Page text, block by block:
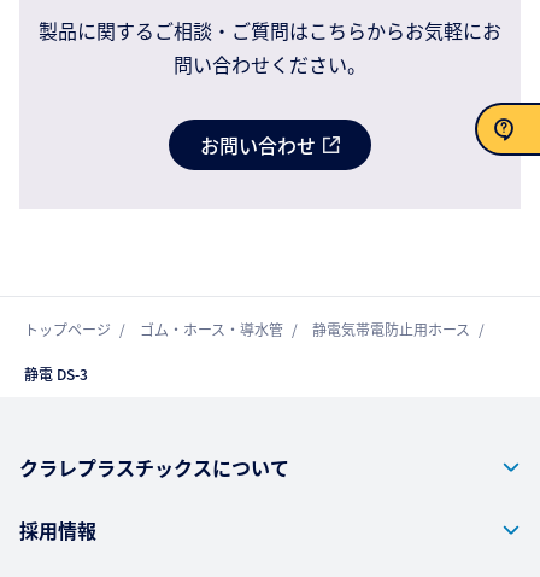
製品に関するご相談・ご質問はこちらからお気軽にお
問い合わせください。
お問い合わせ
トップページ ゴム・ホース・導水管 静電気帯電防止用ホース
静電 DS-3
クラレプラスチックスについて
採用情報